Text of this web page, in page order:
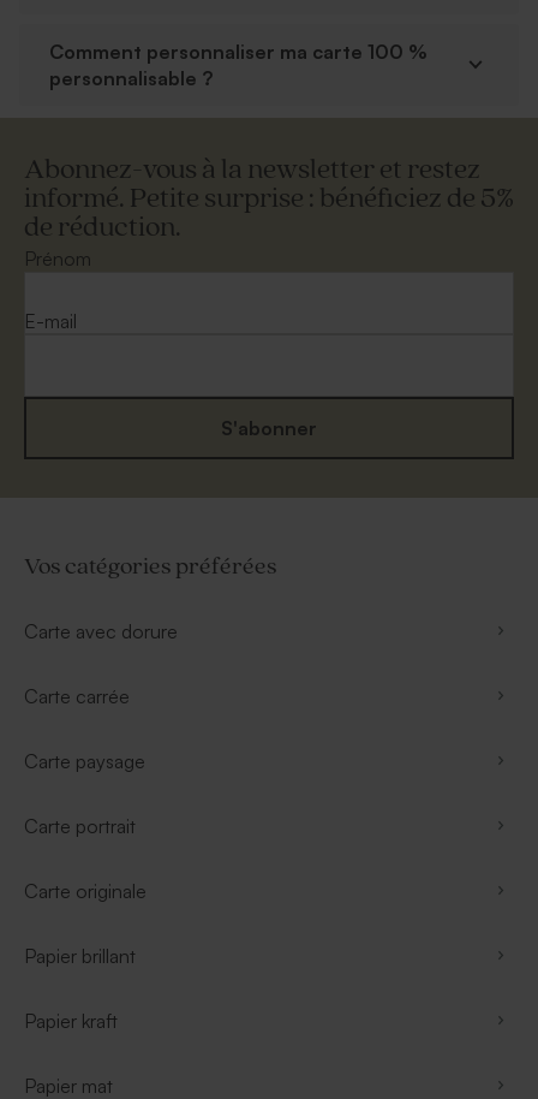
Comment personnaliser ma carte 100 %
personnalisable ?
Abonnez-vous à la newsletter et restez
informé. Petite surprise : bénéficiez de 5%
de réduction.
Prénom
E-mail
S'abonner
Vos catégories préférées
Carte avec dorure
Carte carrée
Carte paysage
Carte portrait
Carte originale
Papier brillant
Papier kraft
Papier mat